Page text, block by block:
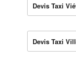
Devis Taxi
Devis Taxi